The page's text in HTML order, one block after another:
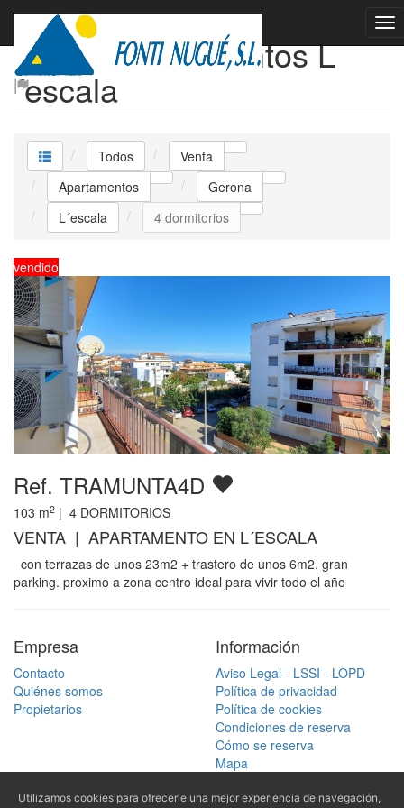
Venta Apartamentos L
´escala
Todos
Venta
Apartamentos
Gerona
L´escala
4 dormitorios
vendido
Ref. TRAMUNTA4D
103 m2 | 4 DORMITORIOS
VENTA | APARTAMENTO EN L´ESCALA
con terrazas de unos 23m2 + trastero de unos 6m2. gran
parking. proximo a zona centro ideal para vivir todo el año
Empresa
Contacto
Quiénes somos
Propietarios
Información
Aviso Legal - LSSI - LOPD
Política de privacidad
Política de cookies
Condiciones de reserva
Cómo se reserva
Mapa
Buscar
Utilizamos cookies para ofrecerle una mejor experiencia de navegación,